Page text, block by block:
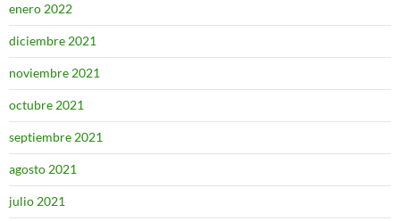
enero 2022
diciembre 2021
noviembre 2021
octubre 2021
septiembre 2021
agosto 2021
julio 2021